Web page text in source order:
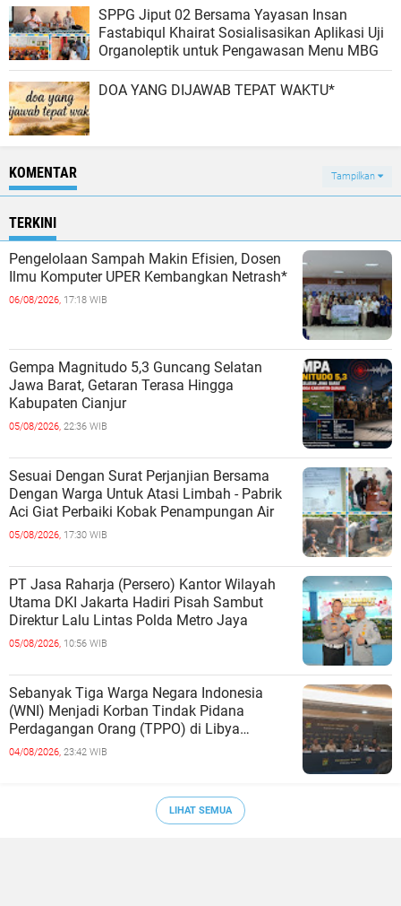
SPPG Jiput 02 Bersama Yayasan Insan
Fastabiqul Khairat Sosialisasikan Aplikasi Uji
Organoleptik untuk Pengawasan Menu MBG
DOA YANG DIJAWAB TEPAT WAKTU*
KOMENTAR Tampilkan
TERKINI
Pengelolaan Sampah Makin Efisien, Dosen
Ilmu Komputer UPER Kembangkan Netrash*
06/08/2026, 17:18 WIB
Gempa Magnitudo 5,3 Guncang Selatan
Jawa Barat, Getaran Terasa Hingga
Kabupaten Cianjur
05/08/2026, 22:36 WIB
Sesuai Dengan Surat Perjanjian Bersama
Dengan Warga Untuk Atasi Limbah - Pabrik
Aci Giat Perbaiki Kobak Penampungan Air
05/08/2026, 17:30 WIB
PT Jasa Raharja (Persero) Kantor Wilayah
Utama DKI Jakarta Hadiri Pisah Sambut
Direktur Lalu Lintas Polda Metro Jaya
05/08/2026, 10:56 WIB
Sebanyak Tiga Warga Negara Indonesia
(WNI) Menjadi Korban Tindak Pidana
Perdagangan Orang (TPPO) di Libya
Berhasil Dipulangkan Ke - Indonesia. Mereka
04/08/2026, 23:42 WIB
LIHAT SEMUA